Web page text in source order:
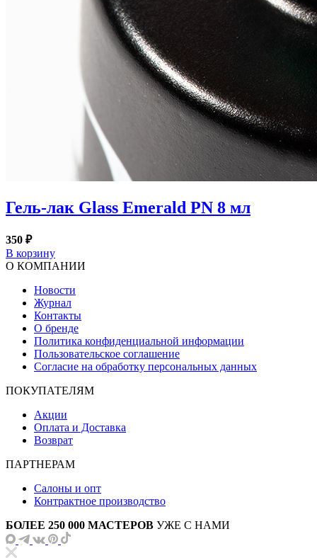
Гель-лак Glass Emerald PN 8 мл
350 ₽
В корзину
О КОМПАНИИ
Новости
Журнал
Контакты
О бренде
Политика конфиденциальной информации
Пользовательское соглашение
Согласие на обработку персональных данных
ПОКУПАТЕЛЯМ
Акции
Оплата и Доставка
Возврат
ПАРТНЕРАМ
Салоны и опт
Контрактное производство
БОЛЕЕ 250 000 МАСТЕРОВ УЖЕ С НАМИ